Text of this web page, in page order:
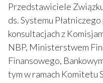
Przedstawiciele
ds. Systemu
konsultacjach z
NBP, Ministerstwem
Finansowego,
tym w ramach Komitetu